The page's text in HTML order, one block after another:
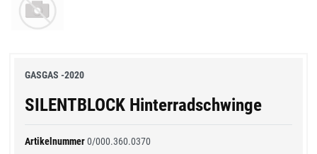
GASGAS -2020
SILENTBLOCK Hinterradschwinge
Artikelnummer0/000.360.0370